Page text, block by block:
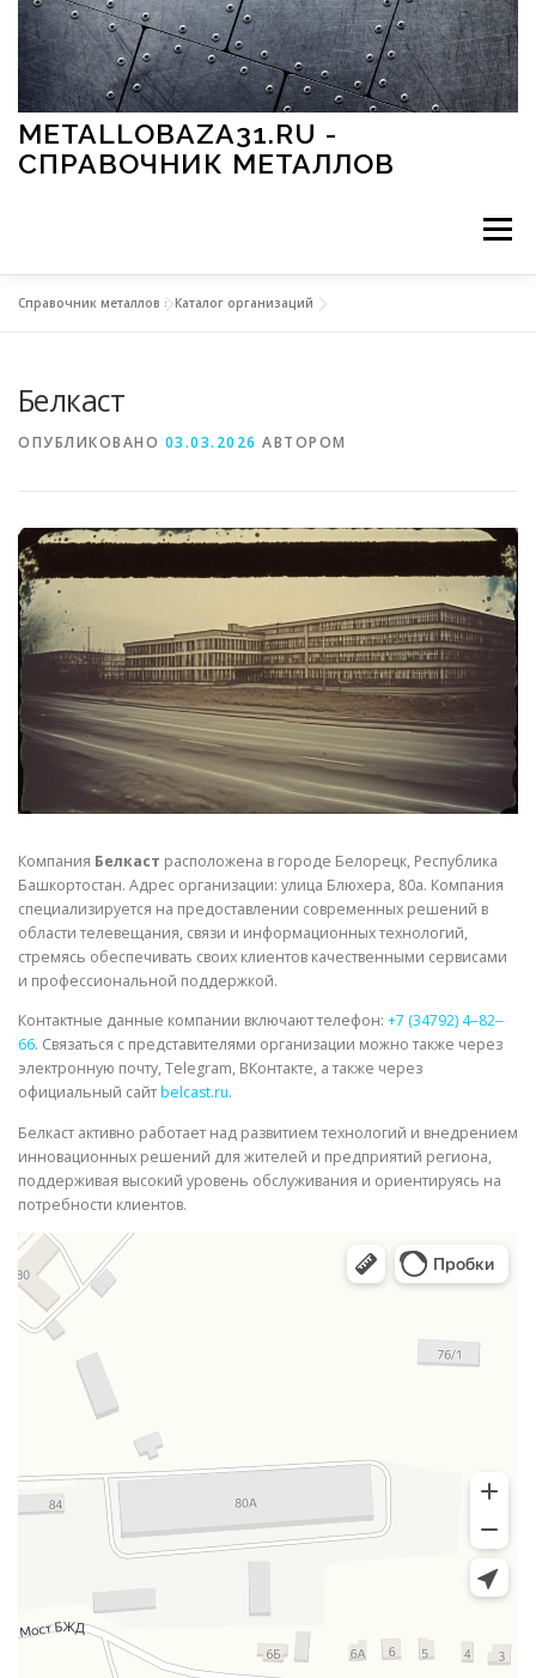
Перейти к содержимому
METALLOBAZA31.RU -
СПРАВОЧНИК МЕТАЛЛОВ
Меню
МЕТАЛЛЫ И ОКРУЖАЮЩАЯ СРЕДА
СВОЙСТВА МЕТАЛЛОВ СОРТА МЕТАЛЛОВ
СТАТЬИ
Справочник металлов »Каталог организаций
Белкаст
ОПУБЛИКОВАНО 03.03.2026 АВТОРОМ
Компания Белкаст расположена в городе Белорецк, Республика
Башкортостан. Адрес организации: улица Блюхера, 80а. Компания
специализируется на предоставлении современных решений в
области телевещания, связи и информационных технологий,
стремясь обеспечивать своих клиентов качественными сервисами
и профессиональной поддержкой.
Контактные данные компании включают телефон: +7 (34792) 4‒82‒
66. Связаться с представителями организации можно также через
электронную почту, Telegram, ВКонтакте, а также через
официальный сайтbelcast.ru.
Белкаст активно работает над развитием технологий и внедрением
инновационных решений для жителей и предприятий региона,
поддерживая высокий уровень обслуживания и ориентируясь на
потребности клиентов.